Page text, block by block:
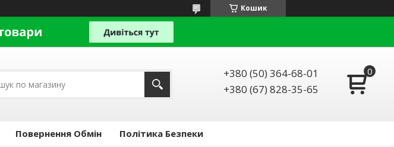
Кошик
+380 (50) 364-68-01
+380 (67) 828-35-65
Повернення Обмін Політика Безпеки